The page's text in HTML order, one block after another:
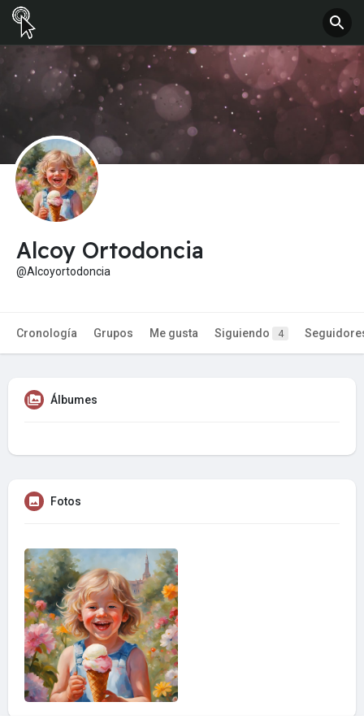
Alcoy Ortodoncia
@Alcoyortodoncia
Cronología Grupos Me gusta Siguiendo 4
Álbumes
Fotos